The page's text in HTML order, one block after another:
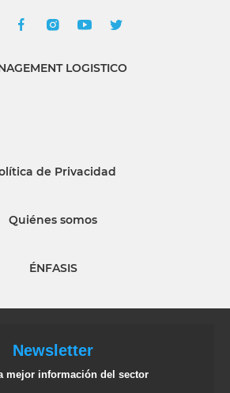
LOGISTICO
de Privacidad
Quiénes somos
ÉNFASIS
Newsletter
mejor información del sector